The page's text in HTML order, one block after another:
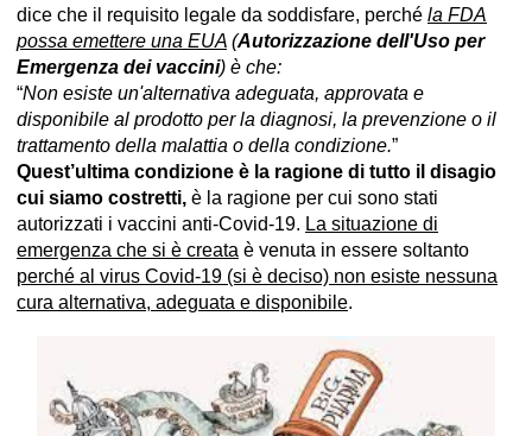
dice che il requisito legale da soddisfare, perché la FDA
possa emettere una EUA (Autorizzazione dell'Uso per
Emergenza dei vaccini) è che:
“Non esiste un'alternativa adeguata, approvata e
disponibile al prodotto per la diagnosi, la prevenzione o il
trattamento della malattia o della condizione.”
Quest’ultima condizione è la ragione di tutto il disagio
cui siamo costretti, è la ragione per cui sono stati
autorizzati i vaccini anti-Covid-19. La situazione di
emergenza che si è creata è venuta in essere soltanto
perché al virus Covid-19 (si è deciso) non esiste nessuna
cura alternativa, adeguata e disponibile.